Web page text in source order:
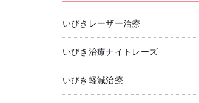
いびきレーザー治療
いびき治療ナイトレーズ
いびき軽減治療